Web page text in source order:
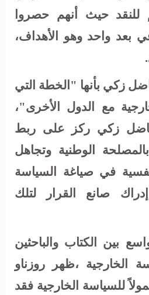
للنقد حيث أنهم حصروا
بعد واحد وهو الأهداف،
زكي بأنها "الخطة التي
مع الدول الأخرى"،
فاضل زكي ركز على ربط
الوطنية وتجاهل
في صياغة السياسة
صانع القرار لتلك
بين الكتاب والباحثين
الخارجية ،ظهر روزناو
للسياسة الخارجية فقد